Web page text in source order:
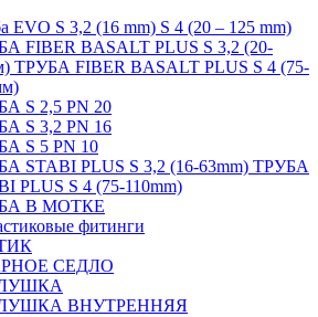
EVO S 3,2 (16 mm) S 4 (20 – 125 mm)
FIBER BASALT PLUS S 3,2 (20-
ТРУБА FIBER BASALT PLUS S 4 (75-
S 2,5 PN 20
S 3,2 PN 16
S 5 PN 10
STABI PLUS S 3,2 (16-63mm) ТРУБА
PLUS S 4 (75-110mm)
В МОТКЕ
фитинги
СЕДЛО
ВНУТРЕННЯЯ